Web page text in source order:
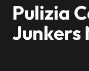
Pulizia
Junkers